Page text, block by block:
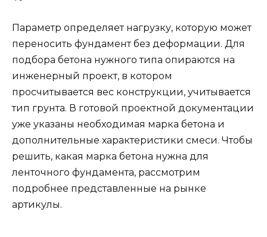
Параметр определяет нагрузку, которую может
переносить фундамент без деформации. Для
подбора бетона нужного типа опираются на
инженерный проект, в котором
просчитывается вес конструкции, учитывается
тип грунта. В готовой проектной документации
уже указаны необходимая марка бетона и
дополнительные характеристики смеси. Чтобы
решить, какая марка бетона нужна для
ленточного фундамента, рассмотрим
подробнее представленные на рынке
артикулы.